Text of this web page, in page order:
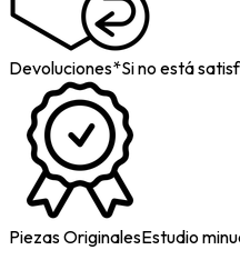
Devoluciones*Si no está
Piezas OriginalesEstudio